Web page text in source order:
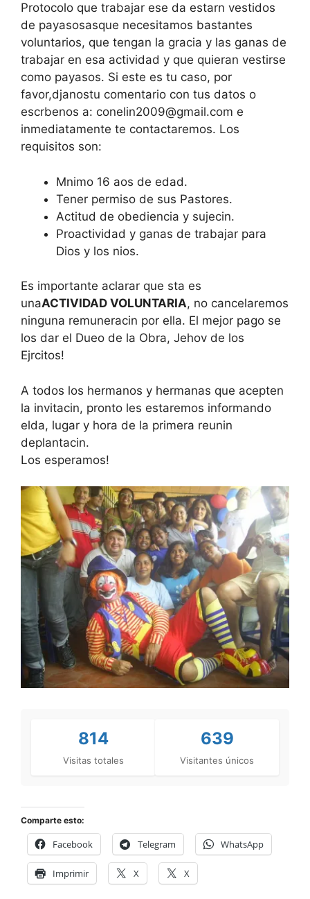
Protocolo que trabajar ese da estarn vestidos
de payasosasque necesitamos bastantes
voluntarios, que tengan la gracia y las ganas de
trabajar en esa actividad y que quieran vestirse
como payasos. Si este es tu caso, por
favor,djanostu comentario con tus datos o
escrbenos a: conelin2009@gmail.com e
inmediatamente te contactaremos. Los
requisitos son:
Mnimo 16 aos de edad.
Tener permiso de sus Pastores.
Actitud de obediencia y sujecin.
Proactividad y ganas de trabajar para
Dios y los nios.
Es importante aclarar que sta es
unaACTIVIDAD VOLUNTARIA, no cancelaremos
ninguna remuneracin por ella. El mejor pago se
los dar el Dueo de la Obra, Jehov de los
Ejrcitos!
A todos los hermanos y hermanas que acepten
la invitacin, pronto les estaremos informando
elda, lugar y hora de la primera reunin
deplantacin.
Los esperamos!
814
Visitas totales
639
Visitantes únicos
Comparte esto:
Facebook Telegram WhatsApp
Imprimir X X